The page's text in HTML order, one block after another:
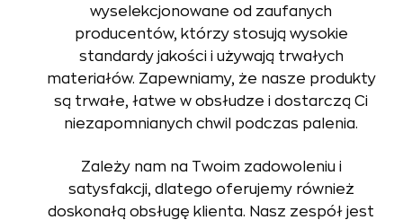
wyselekcjonowane od zaufanych
producentów, którzy stosują wysokie
standardy jakości i używają trwałych
materiałów. Zapewniamy, że nasze produkty
są trwałe, łatwe w obsłudze i dostarczą Ci
niezapomnianych chwil podczas palenia.
Zależy nam na Twoim zadowoleniu i
satysfakcji, dlatego oferujemy również
doskonałą obsługę klienta. Nasz zespół jest